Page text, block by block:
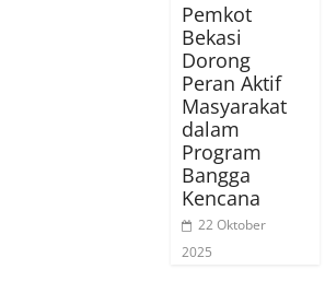
Pemkot
Bekasi
Dorong
Peran Aktif
Masyarakat
dalam
Program
Bangga
Kencana
22 Oktober
2025